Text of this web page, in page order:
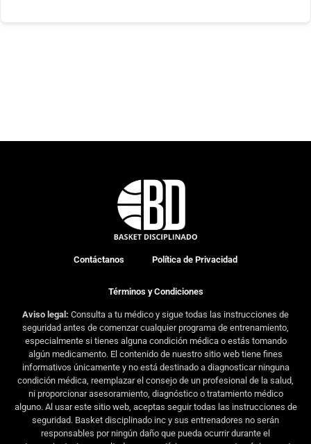
Contáctanos Política de Privacidad
Términos y Condiciones
Aviso legal: Consulta a tu médico y sigue todas las instrucciones de
seguridad antes de comenzar cualquier programa de entrenamiento,
especialmente si tienes alguna condición médica o estás tomando
algún medicamento. El contenido de nuestro sitio web tiene fines
informativos únicamente y no está destinado a diagnosticar ninguna
condición médica, reemplazar el consejo de un profesional de la salud,
ni proporcionar asesoramiento, diagnóstico o tratamiento médico
alguno. Al usar este sitio web, aceptas seguir todas las instrucciones de
seguridad. Basket disciplinado inc y sus entrenadores no serán
responsables por ningún daño que pueda ocurrir durante el